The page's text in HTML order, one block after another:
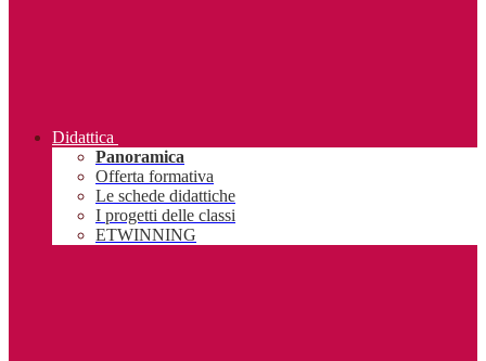
Didattica
Panoramica
Offerta formativa
Le schede didattiche
I progetti delle classi
ETWINNING